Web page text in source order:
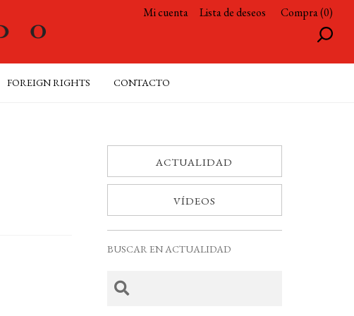
Mi cuenta Lista de deseos Compra (0)
FOREIGN RIGHTS CONTACTO
ACTUALIDAD
VÍDEOS
BUSCAR EN ACTUALIDAD